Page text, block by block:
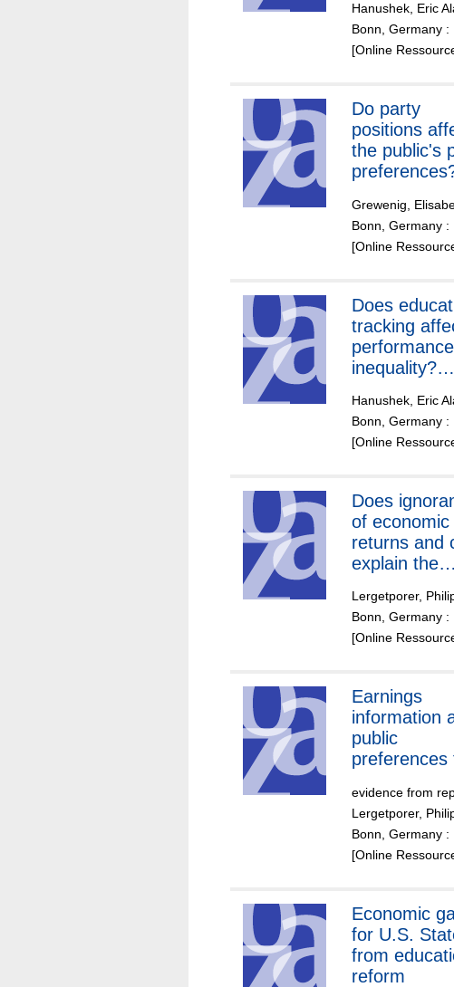
risk-taking
Hanushek, Eric
Bonn, Germany
[Online
Do party
positions
the public's
Grewenig,
Bonn, Germany
[Online
Does
tracking
inequality?
differences
evidence
countries
Hanushek, Eric
Bonn, Germany
[Online
Does
of economic
returns and
explain the
aspiration
Evidence
experiments
Lergetporer,
Bonn, Germany :
[Online
Earnings
information
public
preferences
evidence from
Lergetporer,
Bonn, Germany :
[Online
Economic
for U.S.
from
reform